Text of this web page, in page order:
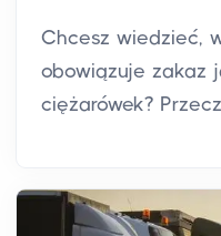
Chcesz wiedzieć,
obowiązuje zakaz
ciężarówek?